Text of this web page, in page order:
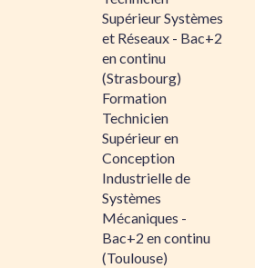
Supérieur Systèmes
et Réseaux - Bac+2
en continu
(Strasbourg)
Formation
Technicien
Supérieur en
Conception
Industrielle de
Systèmes
Mécaniques -
Bac+2 en continu
(Toulouse)